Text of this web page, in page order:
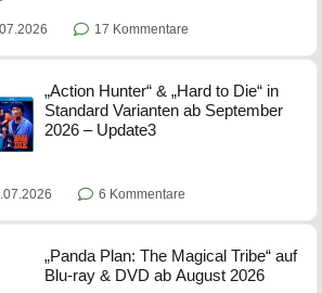
17 Kommentare
„Action Hunter“ & „Hard to Die“ in
Standard Varianten ab September
2026 – Update3
6 Kommentare
„Panda Plan: The Magical Tribe“ auf
Blu-ray & DVD ab August 2026